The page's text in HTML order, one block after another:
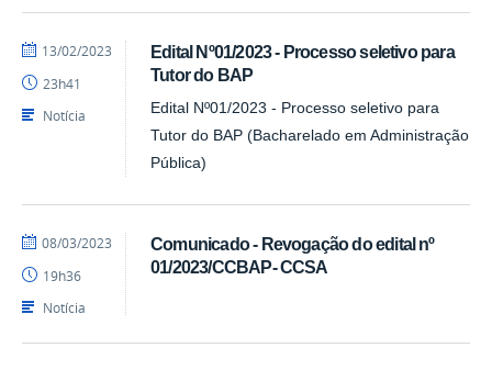
Edital Nº01/2023 - Processo seletivo para
Tutor do BAP
Edital Nº01/2023 - Processo seletivo para
Tutor do BAP (Bacharelado em Administração
Pública)
por
-
SEAD
publicado
13/02/2023
23h41
Notícia
Comunicado - Revogação do edital nº
01/2023/CCBAP- CCSA
por
-
SEAD
publicado
08/03/2023
19h36
Notícia